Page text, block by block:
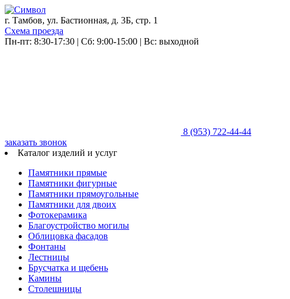
г. Тамбов, ул. Бастионная, д. 3Б, стр. 1
Схема проезда
Пн-пт: 8:30-17:30 | Сб: 9:00-15:00 | Вс: выходной
8 (953) 722-44-44
заказать звонок
Каталог изделий и услуг
Памятники прямые
Памятники фигурные
Памятники прямоугольные
Памятники для двоих
Фотокерамика
Благоустройство могилы
Облицовка фасадов
Фонтаны
Лестницы
Брусчатка и щебень
Камины
Столешницы